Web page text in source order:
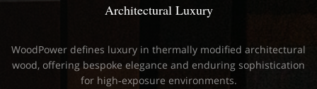
Architectural Luxury
WoodPower defines luxury in thermally modified architectural
wood, offering bespoke elegance and enduring sophistication
for high‑exposure environments.